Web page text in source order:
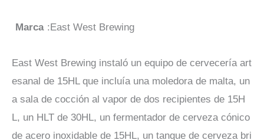
Marca :East West Brewing
East West Brewing instaló un equipo de cervecería art
esanal de 15HL que incluía una moledora de malta, un
a sala de cocción al vapor de dos recipientes de 15H
L, un HLT de 30HL, un fermentador de cerveza cónico
de acero inoxidable de 15HL, un tanque de cerveza bri